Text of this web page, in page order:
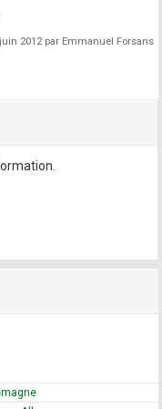
2012 par Emmanuel Forsans